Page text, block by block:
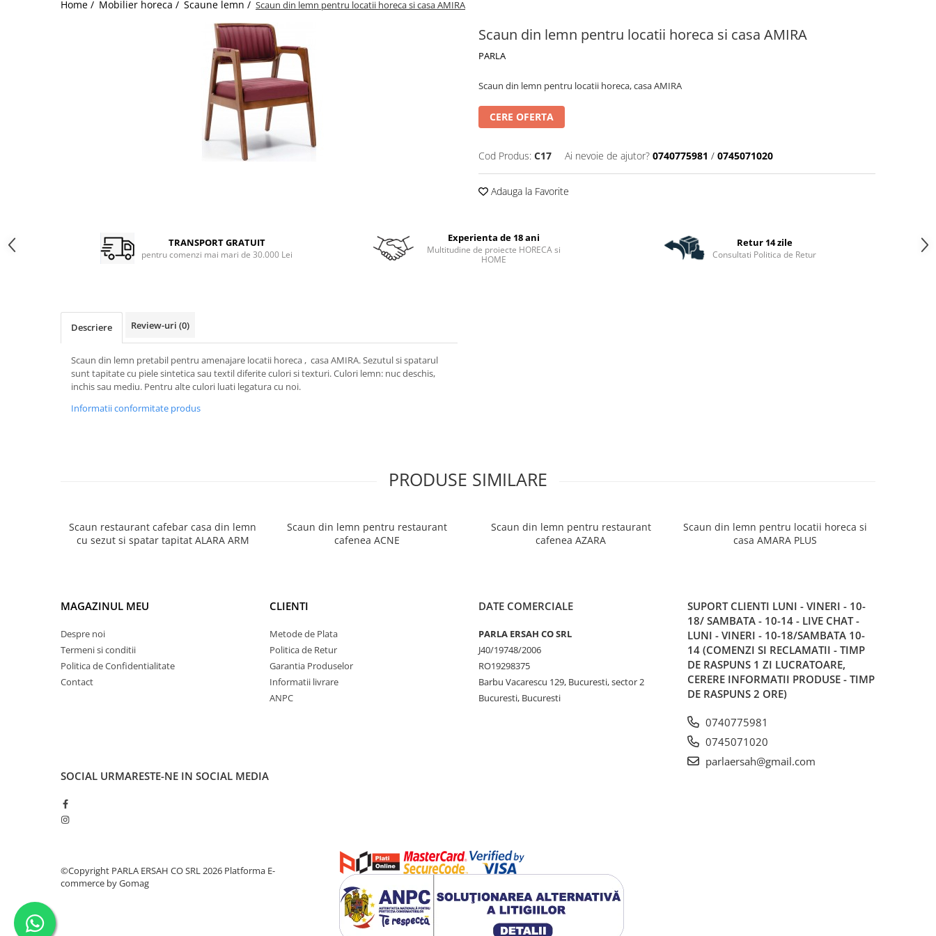
Home / Mobilier horeca / Scaune lemn / Scaun din lemn pentru locatii horeca si casa AMIRA
Scaun din lemn pentru locatii horeca si casa AMIRA
PARLA
Scaun din lemn pentru locatii horeca, casa AMIRA
CERE OFERTA
Cod Produs: C17 Ai nevoie de ajutor? 0740775981 / 0745071020
Adauga la Favorite
TRANSPORT GRATUIT
pentru comenzi mai mari de 30.000 Lei
Experienta de 18 ani
Multitudine de proiecte HORECA si
HOME
Retur 14 zile
Consultati Politica de Retur
Descriere Review-uri (0)
Scaun din lemn pretabil pentru amenajare locatii horeca , casa AMIRA. Sezutul si spatarul
sunt tapitate cu piele sintetica sau textil diferite culori si texturi. Culori lemn: nuc deschis,
inchis sau mediu. Pentru alte culori luati legatura cu noi.
Informatii conformitate produs
PRODUSE SIMILARE
Scaun restaurant cafebar casa din lemn
cu sezut si spatar tapitat ALARA ARM
Scaun din lemn pentru restaurant
cafenea ACNE
Scaun din lemn pentru restaurant
cafenea AZARA
Scaun din lemn pentru locatii horeca si
casa AMARA PLUS
MAGAZINUL MEU
Despre noi
Termeni si conditii
Politica de Confidentialitate
Contact
CLIENTI
Metode de Plata
Politica de Retur
Garantia Produselor
Informatii livrare
ANPC
DATE COMERCIALE
PARLA ERSAH CO SRL
J40/19748/2006
RO19298375
Barbu Vacarescu 129, Bucuresti, sector 2
Bucuresti, Bucuresti
SUPORT CLIENTI LUNI - VINERI - 10-
18/ SAMBATA - 10-14 - LIVE CHAT -
LUNI - VINERI - 10-18/SAMBATA 10-
14 (COMENZI SI RECLAMATII - TIMP
DE RASPUNS 1 ZI LUCRATOARE,
CERERE INFORMATII PRODUSE - TIMP
DE RASPUNS 2 ORE)
0740775981
0745071020
parlaersah@gmail.com
SOCIAL URMARESTE-NE IN SOCIAL MEDIA
©Copyright PARLA ERSAH CO SRL 2026 Platforma E-
commerce by Gomag